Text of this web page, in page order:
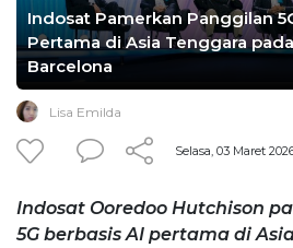
Indosat Pamerkan Panggilan
Pertama di Asia Tenggara
Barcelona
Lisa Emilda
Selasa, 03 Maret
Indosat Ooredoo Hutchison
5G berbasis AI pertama di